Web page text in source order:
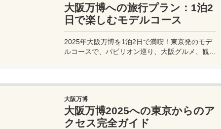
大阪万博への旅行プラン：1泊2
日で楽しむモデルコース
2025年大阪万博を1泊2日で満喫！東京発のモデ
ルコースで、パビリオン巡り、大阪グルメ、観光
大阪万博
大阪万博2025への東京からのア
クセス完全ガイド